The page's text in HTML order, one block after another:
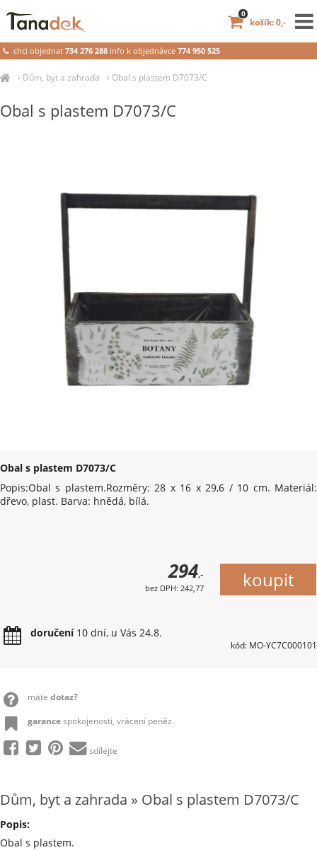
› Dům, byt a zahrada › Obal s plastem D7073/C
Obal s plastem D7073/C
Obal s plastem D7073/C
Popis:Obal s plastem.Rozměry: 28 x 16 x 29,6 / 10 cm. Materiál:
dřevo, plast. Barva: hnědá, bílá.
294,-
bez DPH: 242,77
doručení10 dní, u Vás 24.8.
kód: MO-YC7C000101
máte dotaz?
garancespokojenosti, vrácení peněz.
sdílejte
Dům, byt a zahrada » Obal s plastem D7073/C
Popis:
Obal s plastem.
chci objednat734 276 288 info k objednávce 774 950 525
košík: 0,-
0